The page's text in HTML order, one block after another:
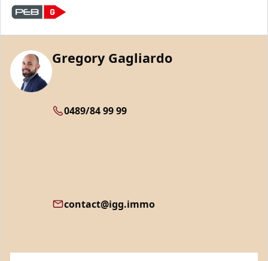
Gregory Gagliardo
0489/84 99 99
contact@igg.immo